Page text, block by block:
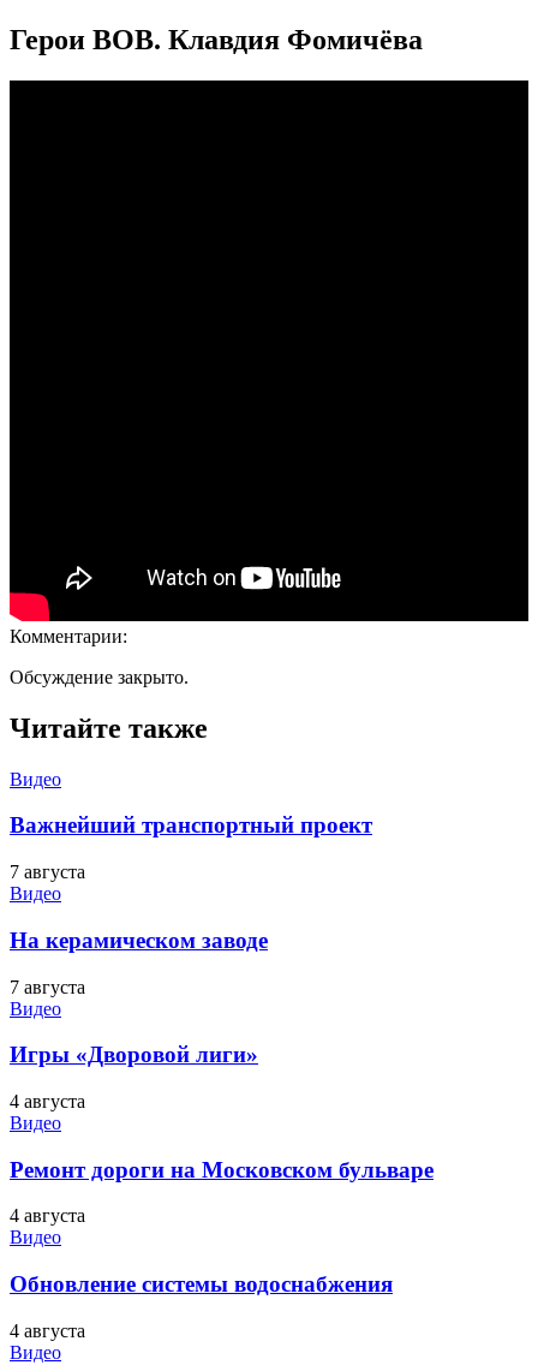
Герои ВОВ. Клавдия Фомичёва
Комментарии:
Обсуждение закрыто.
Читайте также
Видео
Важнейший транспортный проект
7 августа
Видео
На керамическом заводе
7 августа
Видео
Игры «Дворовой лиги»
4 августа
Видео
Ремонт дороги на Московском бульваре
4 августа
Видео
Обновление системы водоснабжения
4 августа
Видео